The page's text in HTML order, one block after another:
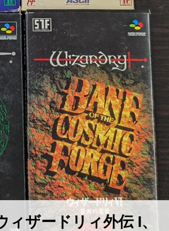
ザードリィ外伝 ​I、